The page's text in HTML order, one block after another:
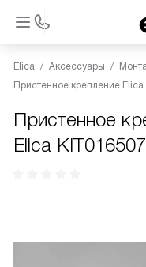
Elica Аксессуары
Пристенное крепление
Пристенное
Elica